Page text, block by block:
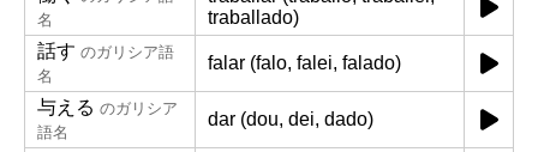
名
traballado)
話す のガリシア語
名
falar (falo, falei, falado)
与える のガリシア
語名
dar (dou, dei, dado)